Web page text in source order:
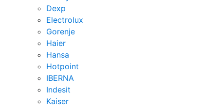
Dexp
Electrolux
Gorenje
Haier
Hansa
Hotpoint
IBERNA
Indesit
Kaiser